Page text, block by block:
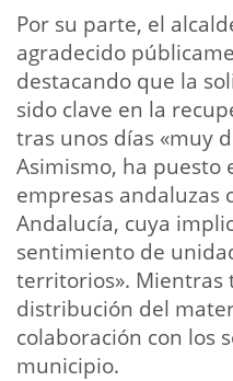
Por su parte, el
agradecido
destacando que la
sido clave en la
tras unos días «muy
Asimismo, ha puesto
empresas andaluzas
Andalucía, cuya
sentimiento de
territorios». Mientras
distribución del
colaboración con los
municipio.